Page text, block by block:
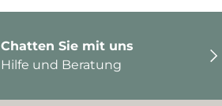
Chatten Sie mit uns
Hilfe und Beratung